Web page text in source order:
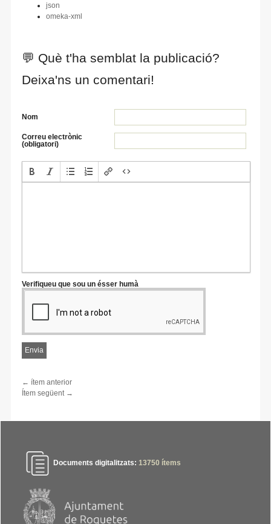
json
omeka-xml
💬 Què t'ha semblat la publicació?
Deixa'ns un comentari!
Nom
Correu electrònic
(obligatori)
Verifiqueu que sou un ésser humà
← ítem anterior
Ítem següent →
Documents digitalitzats: 13750 ítems